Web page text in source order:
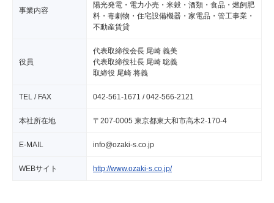
事業内容
陽光発電・電力小売・米穀・酒類・食品・燃飼肥
料・毒劇物・住宅設備機器・家電品・管工事業・
不動産賃貸
役員
代表取締役会長 尾崎 義美
代表取締役社長 尾崎 聡義
取締役 尾崎 将義
TEL / FAX 042-561-1671 / 042-566-2121
本社所在地 〒207-0005 東京都東大和市高木2-170-4
E-MAIL info@ozaki-s.co.jp
WEBサイト http://www.ozaki-s.co.jp/